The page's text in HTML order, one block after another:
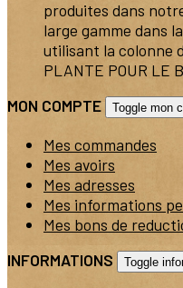
produites dans
large gamme dans
utilisant la colonne
PLANTE POUR LE
MON COMPTE
Toggle mon
Mes commandes
Mes avoirs
Mes adresses
Mes informations
Mes bons de
INFORMATIONS
Toggle